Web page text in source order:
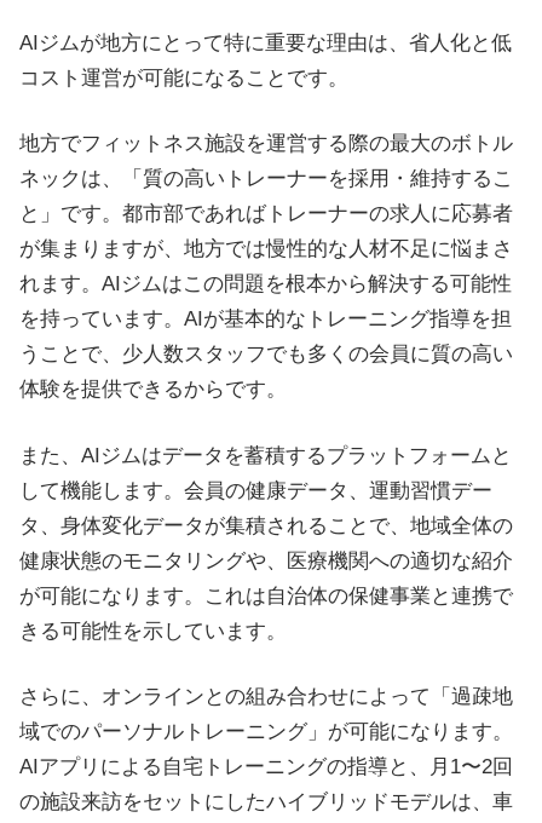
AIジムが地方にとって特に重要な理由は、省人化と低
コスト運営が可能になることです。
地方でフィットネス施設を運営する際の最大のボトル
ネックは、「質の高いトレーナーを採用・維持するこ
と」です。都市部であればトレーナーの求人に応募者
が集まりますが、地方では慢性的な人材不足に悩まさ
れます。AIジムはこの問題を根本から解決する可能性
を持っています。AIが基本的なトレーニング指導を担
うことで、少人数スタッフでも多くの会員に質の高い
体験を提供できるからです。
また、AIジムはデータを蓄積するプラットフォームと
して機能します。会員の健康データ、運動習慣デー
タ、身体変化データが集積されることで、地域全体の
健康状態のモニタリングや、医療機関への適切な紹介
が可能になります。これは自治体の保健事業と連携で
きる可能性を示しています。
さらに、オンラインとの組み合わせによって「過疎地
域でのパーソナルトレーニング」が可能になります。
AIアプリによる自宅トレーニングの指導と、月1〜2回
の施設来訪をセットにしたハイブリッドモデルは、車